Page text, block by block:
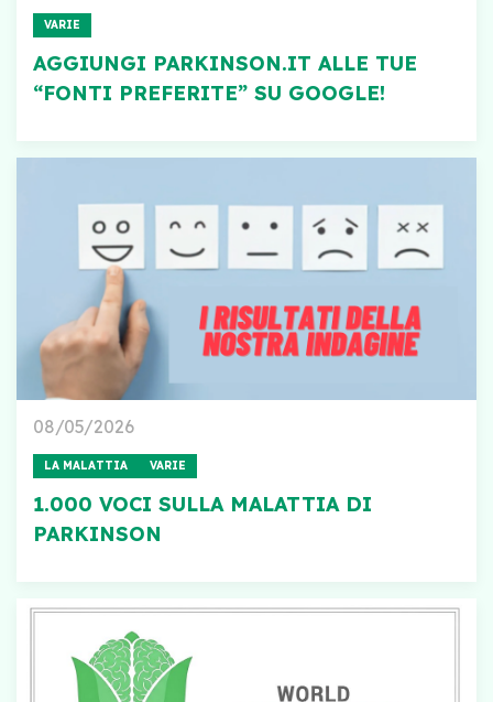
VARIE
AGGIUNGI PARKINSON.IT ALLE TUE
“FONTI PREFERITE” SU GOOGLE!
08/05/2026
LA MALATTIA VARIE
1.000 VOCI SULLA MALATTIA DI
PARKINSON